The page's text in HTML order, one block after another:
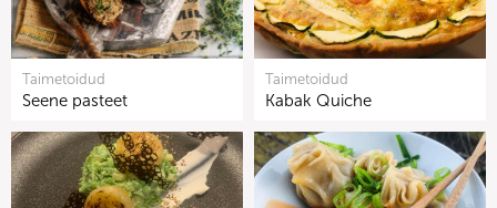
Taimetoidud
Seene pasteet
Taimetoidud
Kabak Quiche